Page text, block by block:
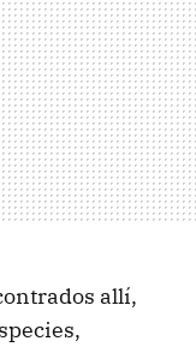
allí,